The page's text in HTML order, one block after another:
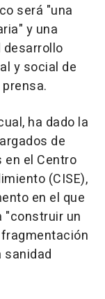
será "una
y una
y social de
ha dado la
de
en el Centro
(CISE),
en el que
"construir un
sanidad